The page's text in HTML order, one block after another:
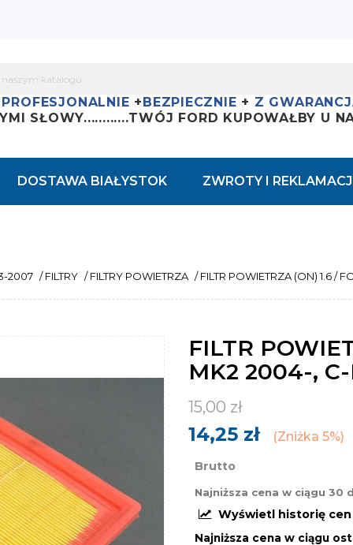
PROFESJONALNIE +BEZPIECZNIE + Z
SŁOWY............TWÓJ FORD KUPOWAŁBY U
DOSTAWA BIAŁYSTOK ZWROTY I
2007 / FILTRY / FILTRY POWIETRZA / FILTR POWIETRZA (ON) 1.6 /
FILTR
MK2 2004-,
15,00 zł
14,25 zł Zniżka 5%
Brutto
Najniższa cena w ciągu
Wyświetl historię
Najniższa cena w ciągu